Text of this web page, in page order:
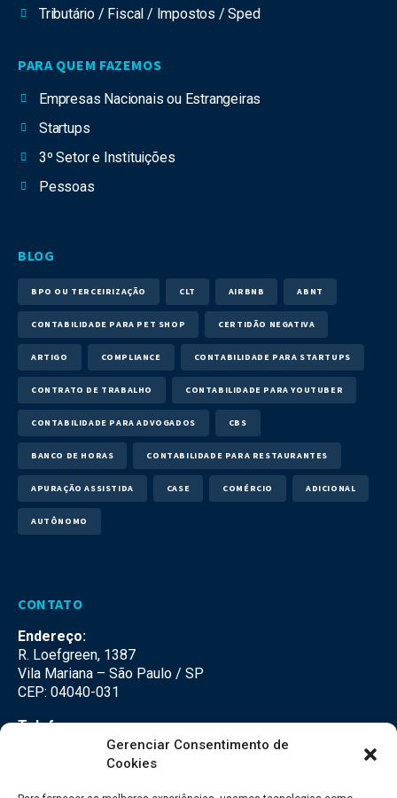
Gerenciar Consentimento de
Cookies
Tributário / Fiscal / Impostos / Sped
PARA QUEM FAZEMOS
Empresas Nacionais ou Estrangeiras
Startups
3º Setor e Instituições
Pessoas
BLOG
BPO OU TERCEIRIZAÇÃO CLT AIRBNB ABNT
CONTABILIDADE PARA PET SHOP CERTIDÃO NEGATIVA
ARTIGO COMPLIANCE CONTABILIDADE PARA STARTUPS
CONTRATO DE TRABALHO CONTABILIDADE PARA YOUTUBER
CONTABILIDADE PARA ADVOGADOS CBS
BANCO DE HORAS CONTABILIDADE PARA RESTAURANTES
APURAÇÃO ASSISTIDA CASE COMÉRCIO ADICIONAL
AUTÔNOMO
CONTATO
Endereço:
R. Loefgreen, 1387
Vila Mariana – São Paulo / SP
CEP: 04040-031
Telefone:
(11) 3500-3500